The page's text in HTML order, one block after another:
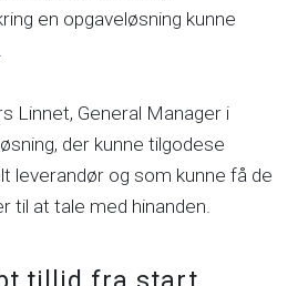
en opgaveløsning kunne
Linnet, General Manager i
der kunne tilgodese
leverandør og som kunne få de
til at tale med hinanden.